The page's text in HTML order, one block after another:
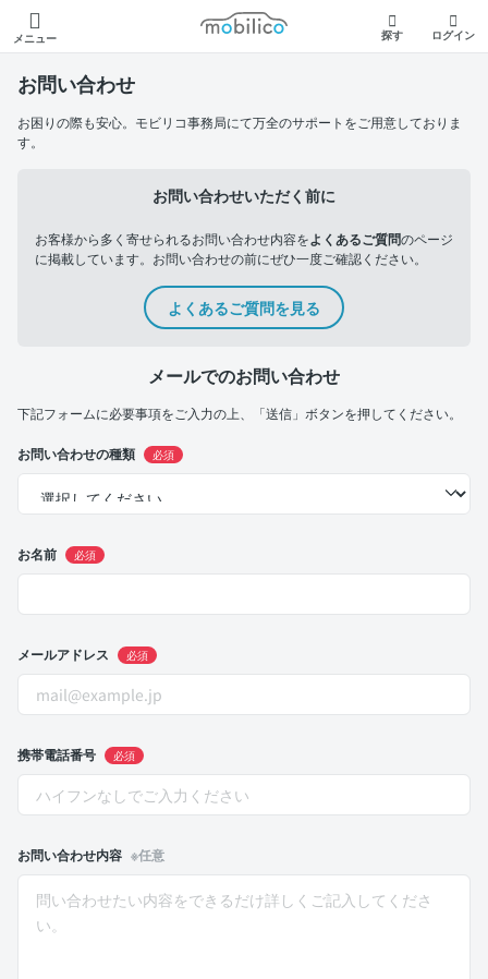
メニュー
モビリコ
探す ログイン
お問い合わせ
お困りの際も安心。モビリコ事務局にて万全のサポートをご用意しておりま
す。
お問い合わせいただく前に
お客様から多く寄せられるお問い合わせ内容をよくあるご質問のページ
に掲載しています。お問い合わせの前にぜひ一度ご確認ください。
よくあるご質問を見る
メールでのお問い合わせ
下記フォームに必要事項をご入力の上、「送信」ボタンを押してください。
お問い合わせの種類 必須
お名前 必須
メールアドレス 必須
携帯電話番号 必須
お問い合わせ内容 ※任意